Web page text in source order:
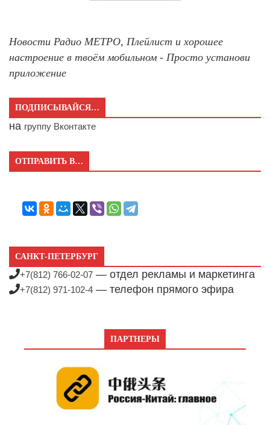
Новости Радио МЕТРО, Плейлист и хорошее
настроение в твоём мобильном - Просто установи
приложение
ПОДПИСЫВАЙСЯ…
на группу Вконтакте
ОТПРАВИТЬ В…
САНКТ-ПЕТЕРБУРГ
+7(812) 766-02-07 — отдел рекламы и маркетинга
+7(812) 971-102-4 — телефон прямого эфира
ПАРТНЕРЫ